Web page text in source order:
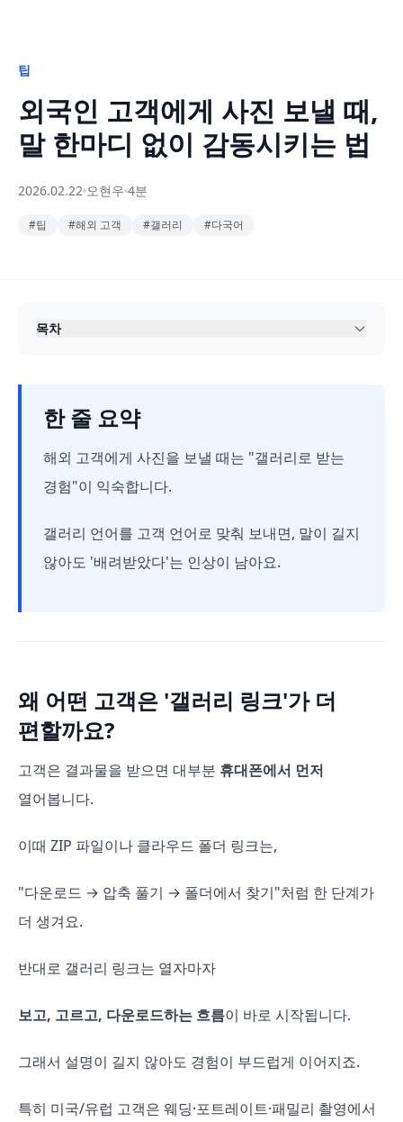
팁
외국인 고객에게 사진 보낼 때,
말 한마디 없이 감동시키는 법
2026.02.22 오현우 4분
#팁 #해외 고객 #갤러리 #다국어
목차
한 줄 요약
해외 고객에게 사진을 보낼 때는 "갤러리로 받는
경험"이 익숙합니다.
갤러리 언어를 고객 언어로 맞춰 보내면, 말이 길지
않아도 '배려받았다'는 인상이 남아요.
왜 어떤 고객은 '갤러리 링크'가 더
편할까요?
고객은 결과물을 받으면 대부분 휴대폰에서 먼저
열어봅니다.
이때 ZIP 파일이나 클라우드 폴더 링크는,
"다운로드 → 압축 풀기 → 폴더에서 찾기"처럼 한 단계가
더 생겨요.
반대로 갤러리 링크는 열자마자
보고, 고르고, 다운로드하는 흐름이 바로 시작됩니다.
그래서 설명이 길지 않아도 경험이 부드럽게 이어지죠.
특히 미국/유럽 고객은 웨딩·포트레이트·패밀리 촬영에서